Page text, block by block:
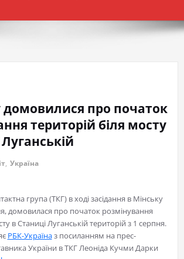
домовилися про початок
територій біля мосту
, Україна
група (ТКГ) в ході засідання в Мінську
домовилася про початок розмінування
в Станиці Луганській територій з 1 серпня.
РБК-Україназ посиланням на прес-
України в ТКГ Леоніда Кучми Дарки